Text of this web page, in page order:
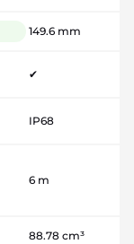
149.6 mm
✔
IP68
6 m
88.78 cm³